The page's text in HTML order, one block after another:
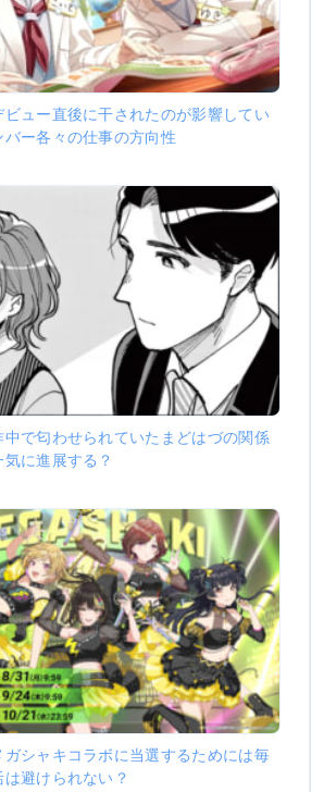
ビュー直後に干されたのが影響してい
ー各々の仕事の方向性
中で匂わせられていたまどはづの関係
に進展する？
ガシャキコラボに当選するためには毎
避けられない？